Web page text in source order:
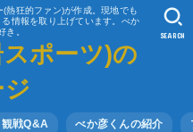
狂的ファン)が作成。現地でも
情報を取り上げています。べか
き。
ポーツ)の
戦Q&A べか彦くんの紹介
SEARCH